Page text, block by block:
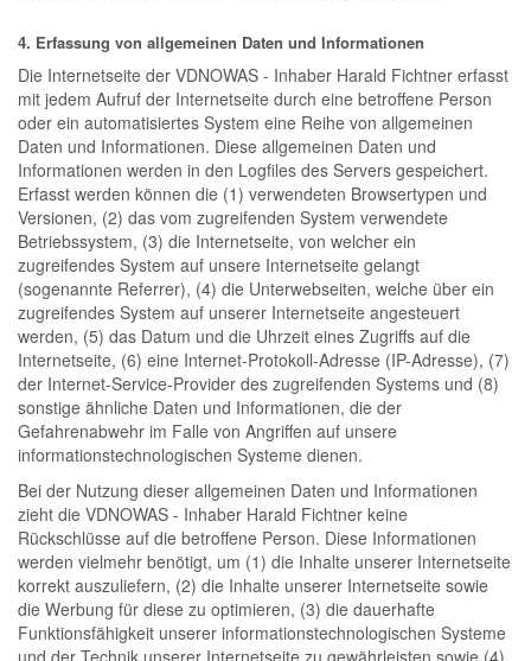
4. Erfassung von allgemeinen Daten und Informationen
Die Internetseite der VDNOWAS - Inhaber Harald Fichtner erfasst
mit jedem Aufruf der Internetseite durch eine betroffene Person
oder ein automatisiertes System eine Reihe von allgemeinen
Daten und Informationen. Diese allgemeinen Daten und
Informationen werden in den Logfiles des Servers gespeichert.
Erfasst werden können die (1) verwendeten Browsertypen und
Versionen, (2) das vom zugreifenden System verwendete
Betriebssystem, (3) die Internetseite, von welcher ein
zugreifendes System auf unsere Internetseite gelangt
(sogenannte Referrer), (4) die Unterwebseiten, welche über ein
zugreifendes System auf unserer Internetseite angesteuert
werden, (5) das Datum und die Uhrzeit eines Zugriffs auf die
Internetseite, (6) eine Internet-Protokoll-Adresse (IP-Adresse), (7)
der Internet-Service-Provider des zugreifenden Systems und (8)
sonstige ähnliche Daten und Informationen, die der
Gefahrenabwehr im Falle von Angriffen auf unsere
informationstechnologischen Systeme dienen.
Bei der Nutzung dieser allgemeinen Daten und Informationen
zieht die VDNOWAS - Inhaber Harald Fichtner keine
Rückschlüsse auf die betroffene Person. Diese Informationen
werden vielmehr benötigt, um (1) die Inhalte unserer Internetseite
korrekt auszuliefern, (2) die Inhalte unserer Internetseite sowie
die Werbung für diese zu optimieren, (3) die dauerhafte
Funktionsfähigkeit unserer informationstechnologischen Systeme
und der Technik unserer Internetseite zu gewährleisten sowie (4)